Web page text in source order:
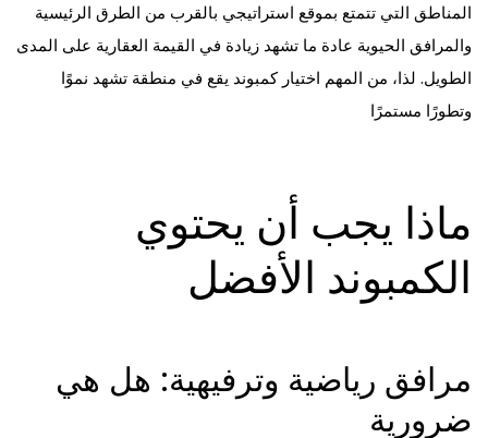
المناطق التي تتمتع بموقع استراتيجي بالقرب من الطرق الرئيسية
والمرافق الحيوية عادة ما تشهد زيادة في القيمة العقارية على المدى
الطويل. لذا، من المهم اختيار كمبوند يقع في منطقة تشهد نموًا
وتطورًا مستمرًا
ماذا يجب أن يحتوي
الكمبوند الأفضل
مرافق رياضية وترفيهية: هل هي
ضرورية